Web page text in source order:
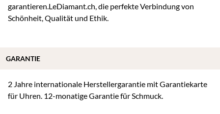
garantieren.LeDiamant.ch, die perfekte Verbindung von
Schönheit, Qualität und Ethik.
2 Jahre internationale Herstellergarantie mit Garantiekarte
für Uhren. 12-monatige Garantie für Schmuck.
GARANTIE